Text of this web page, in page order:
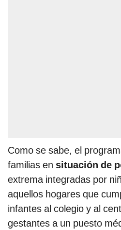
Como se sabe, el
familias en situación de
extrema integradas por
aquellos hogares que
infantes al colegio y al
gestantes a un puesto